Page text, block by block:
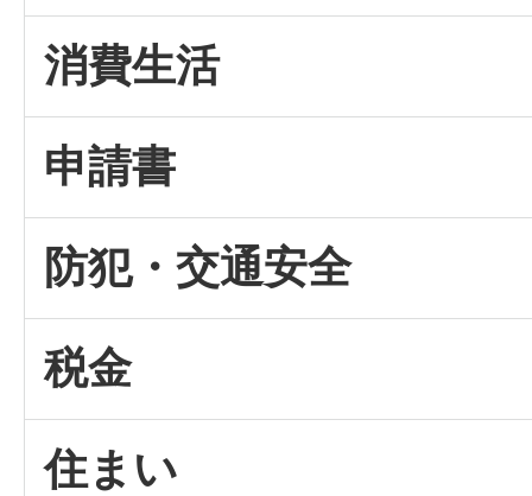
消費生活
申請書
防犯・交通安全
税金
住まい